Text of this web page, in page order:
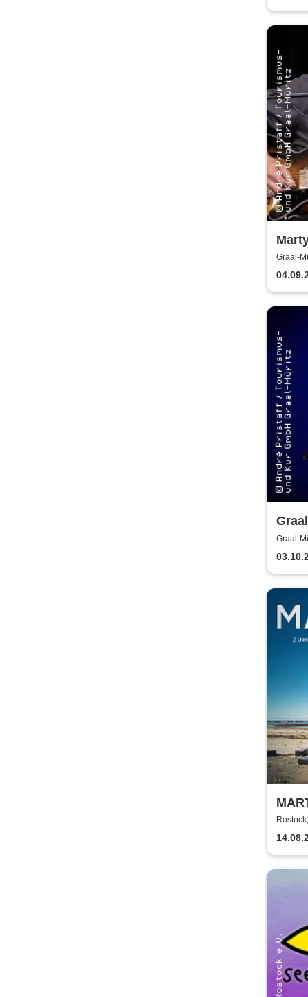
Graal-
8 |
Graal-
DIE